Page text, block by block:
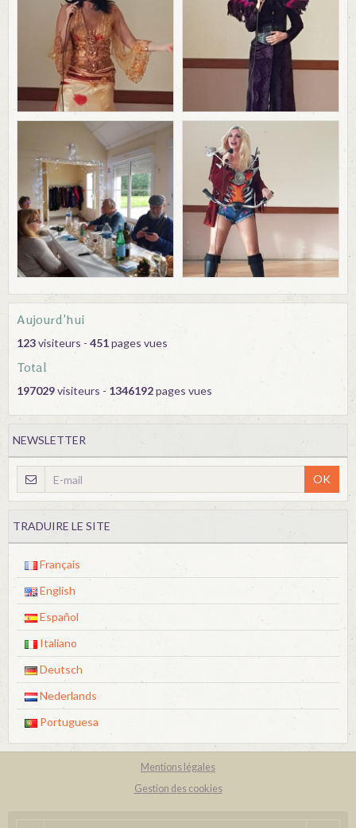
Aujourd'hui
123visiteurs - 451pages vues
Total
197029visiteurs - 1346192pages vues
NEWSLETTER
OK
TRADUIRE LE SITE
Français
English
Español
Italiano
Deutsch
Nederlands
Portuguesa
Mentions légales
Gestion des cookies